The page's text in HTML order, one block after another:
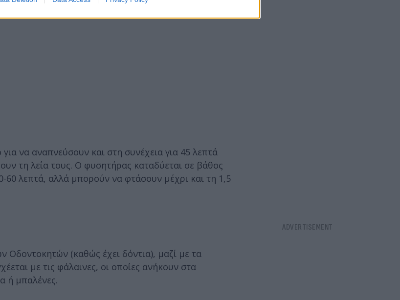
να αναπνεύσουν και στη συνέχεια για 45 λεπτά
τη λεία τους. Ο φυσητήρας καταδύεται σε βάθος
60 λεπτά, αλλά μπορούν να φτάσουν μέχρι και τη 1,5
Οδοντοκητών (καθώς έχει δόντια), μαζί με τα
με τις φάλαινες, οι οποίες ανήκουν στα
ή μπαλένες.